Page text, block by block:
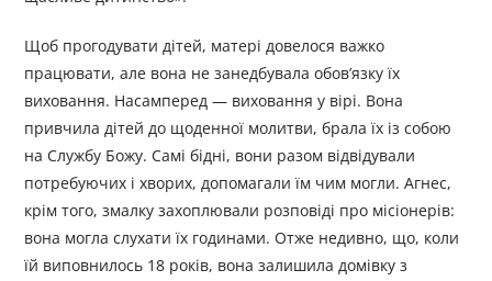
Щоб прогодувати дітей, матері довелося важко
працювати, але вона не занедбувала обов’язку їх
виховання. Насамперед — виховання у вірі. Вона
привчила дітей до щоденної молитви, брала їх із собою
на Службу Божу. Самі бідні, вони разом відвідували
потребуючих і хворих, допомагали їм чим могли. Агнес,
крім того, змалку захоплювали розповіді про місіонерів:
вона могла слухати їх годинами. Отже недивно, що, коли
їй виповнилось 18 років, вона залишила домівку з